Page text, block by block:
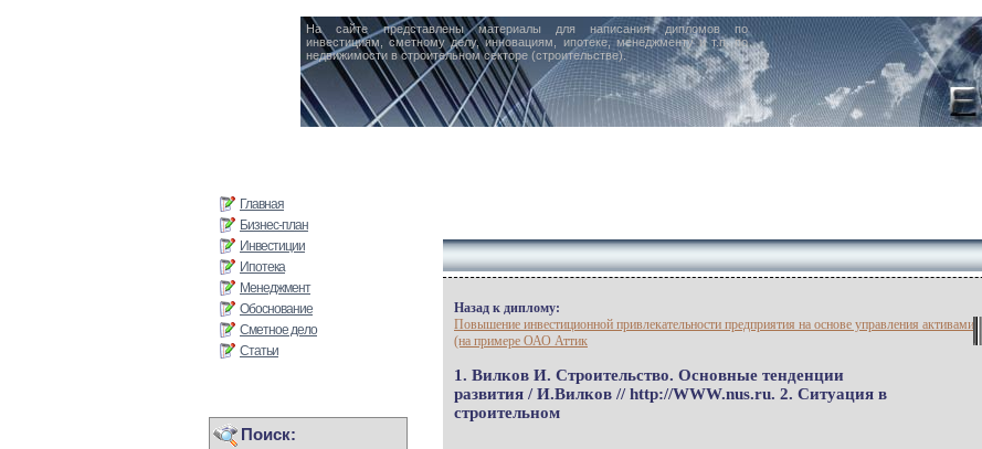
На сайте представлены материалы для написания дипломов по
инвестициям, сметному делу, инновациям, ипотеке, менеджменту и т.п. по
недвижимости в строительном секторе (строительстве).
Главная
Бизнес-план
Инвестиции
Ипотека
Менеджмент
Обоснование
Сметное дело
Статьи
Поиск:
Назад к диплому:
Повышение инвестиционной привлекательности предприятия на основе управления активами
(на примере ОАО Аттик
1. Вилков И. Строительство. Основные тенденции
развития / И.Вилков // http://WWW.nus.ru. 2. Ситуация в
строительном